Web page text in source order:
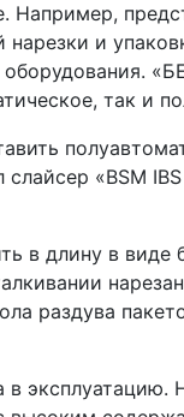
Например,
и
так и
«BSM
длину в виде
раздува